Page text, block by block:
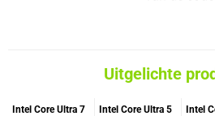
Uitgelichte
Intel Core Ultra 7
Intel Core Ultra 5
Intel